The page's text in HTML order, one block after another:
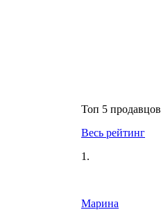
Топ 5 продавцов
Весь рейтинг
1.
Марина